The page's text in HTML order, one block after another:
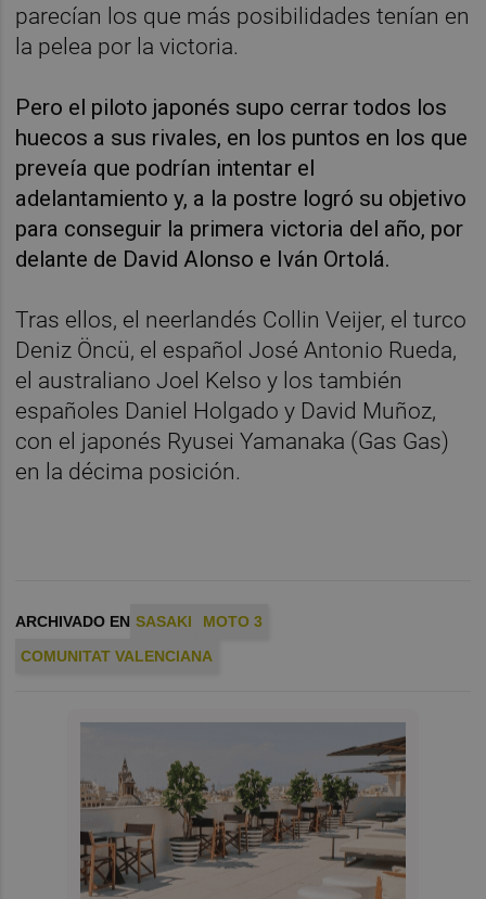
parecían los que más posibilidades tenían en
la pelea por la victoria.
Pero el piloto japonés supo cerrar todos los
huecos a sus rivales, en los puntos en los que
preveía que podrían intentar el
adelantamiento y, a la postre logró su objetivo
para conseguir la primera victoria del año, por
delante de David Alonso e Iván Ortolá.
Tras ellos, el neerlandés Collin Veijer, el turco
Deniz Öncü, el español José Antonio Rueda,
el australiano Joel Kelso y los también
españoles Daniel Holgado y David Muñoz,
con el japonés Ryusei Yamanaka (Gas Gas)
en la décima posición.
ARCHIVADO EN SASAKI
MOTO 3
COMUNITAT VALENCIANA